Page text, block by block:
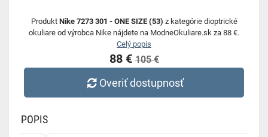
Produkt Nike 7273 301 - ONE SIZE (53) z kategórie dioptrické
okuliare od výrobca Nike nájdete na ModneOkuliare.sk za 88 €.
Celý popis
88 €105 €
Overiť dostupnosť
POPIS